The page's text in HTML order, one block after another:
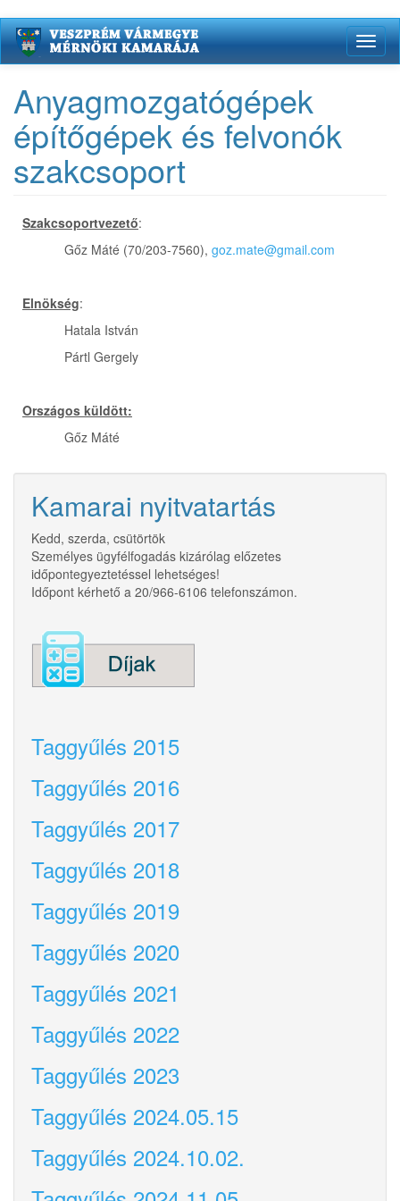
Ugrás
a
tartalomra
Anyagmozgatógépek
építőgépek és felvonók
szakcsoport
Szakcsoportvezető:
Gőz Máté (70/203-7560),goz.mate@gmail.com
Elnökség:
Hatala István
Pártl Gergely
Országos küldött:
Gőz Máté
Kamarai nyitvatartás
Kedd, szerda, csütörtök
Személyes ügyfélfogadás kizárólag előzetes
időpontegyeztetéssel lehetséges!
Időpont kérhető a 20/966-6106 telefonszámon.
Taggyűlés 2015
Taggyűlés 2016
Taggyűlés 2017
Taggyűlés 2018
Taggyűlés 2019
Taggyűlés 2020
Taggyűlés 2021
Taggyűlés 2022
Taggyűlés 2023
Taggyűlés 2024.05.15
Taggyűlés 2024.10.02.